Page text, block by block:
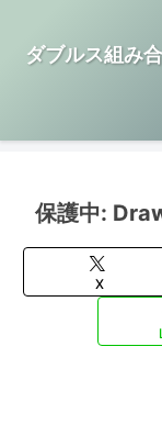
ダブルス組み
保護中:
X